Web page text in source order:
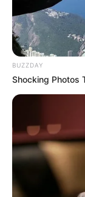
BUZZDAY
Shocking Photos